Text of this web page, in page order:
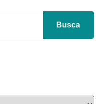
Busca